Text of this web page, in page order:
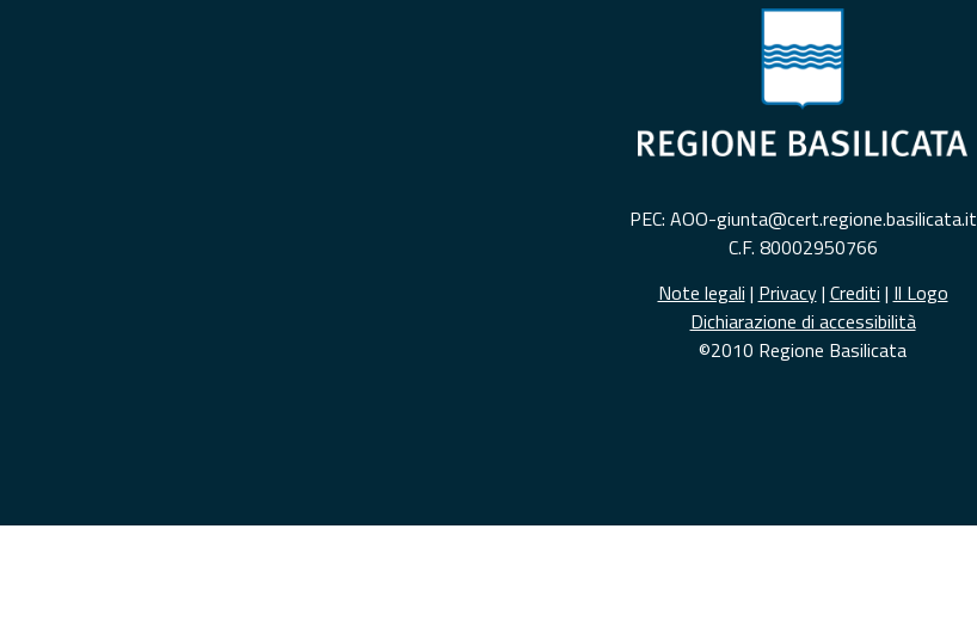
PEC: AOO-giunta@cert.regione.basilicata.it
C.F. 80002950766
Note legali | Privacy| Crediti | Il Logo
Dichiarazione di accessibilità
©2010 Regione Basilicata